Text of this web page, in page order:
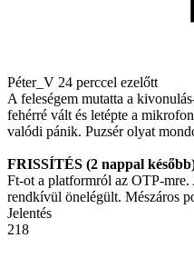
Péter_V 24 perccel ezelőtt
A feleségem mutatta a
fehérré vált és letépte a
valódi pánik. Puzsér olyat
FRISSÍTÉS (2 nappal
Ft-ot a platformról az OTP-
rendkívül önelégült. Mészáros
Jelentés
218